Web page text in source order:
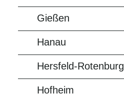
Gießen
Hanau
Hersfeld-Rotenburg
Hofheim